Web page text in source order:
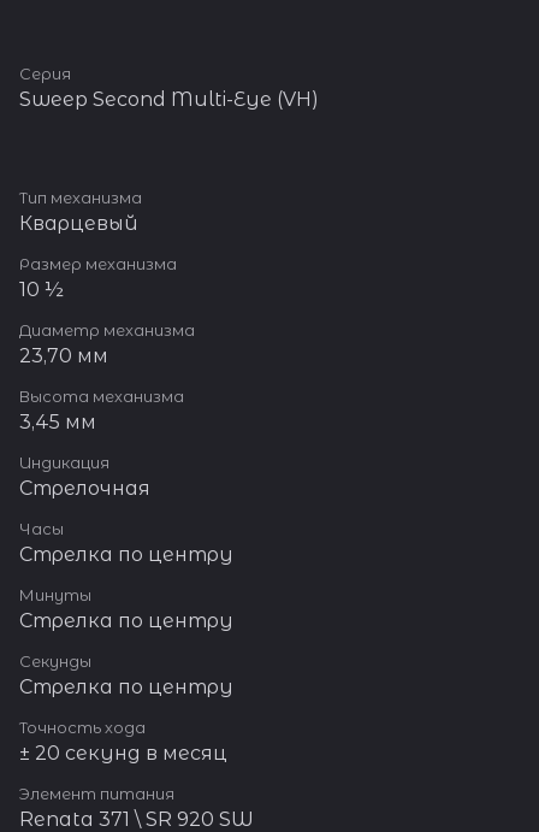
Серия
Sweep Second Multi-Eye (VH)
Тип механизма
Кварцевый
Размер механизма
10 ½
Диаметр механизма
23,70 мм
Высота механизма
3,45 мм
Индикация
Стрелочная
Часы
Стрелка по центру
Минуты
Стрелка по центру
Секунды
Стрелка по центру
Точность хода
± 20 секунд в месяц
Элемент питания
Renata 371 \ SR 920 SW